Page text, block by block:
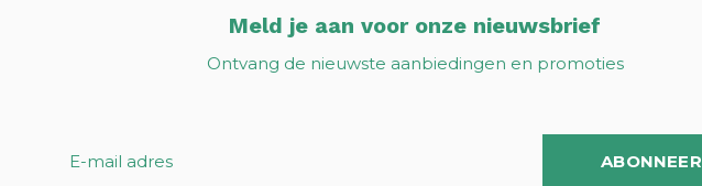
Meld je aan voor onze nieuwsbrief
Ontvang de nieuwste aanbiedingen en promoties
ABONNEER